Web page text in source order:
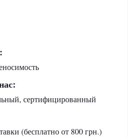
сертифицированный
(бесплатно от 800 грн.)